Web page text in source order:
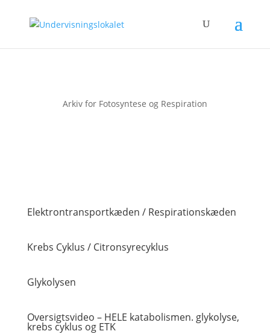
Arkiv for Fotosyntese og Respiration
Elektrontransportkæden / Respirationskæden
Krebs Cyklus / Citronsyrecyklus
Glykolysen
Oversigtsvideo – HELE katabolismen. glykolyse,
krebs cyklus og ETK